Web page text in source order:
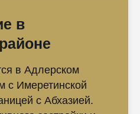
в
в Адлерском
с Имеретинской
с Абхазией.